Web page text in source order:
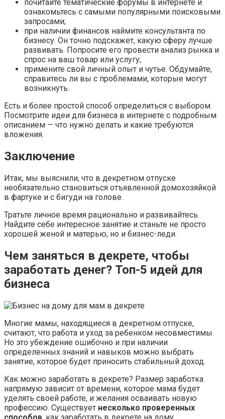
почитайте тематические форумы в интернете и
ознакомьтесь с самыми популярными поисковыми
запросами;
при наличии финансов наймите консультанта по
бизнесу. Он точно подскажет, какую сферу лучше
развивать. Попросите его провести анализ рынка и
спрос на ваш товар или услугу;
примените свой личный опыт и чутье. Обдумайте,
справитесь ли вы с проблемами, которые могут
возникнуть.
Есть и более простой способ определиться с выбором.
Посмотрите идеи для бизнеса в интернете с подробным
описанием — что нужно делать и какие требуются
вложения.
Заключение
Итак, мы выяснили, что в декретном отпуске
необязательно становиться отъявленной домохозяйкой
в фартуке и с бигуди на голове.
Тратьте личное время рационально и развивайтесь.
Найдите себе интересное занятие и станьте не просто
хорошей женой и матерью, но и бизнес-леди.
Чем заняться в декрете, чтобы
заработать денег? Топ-5 идей для
бизнеса
Многие мамы, находящиеся в декретном отпуске,
считают, что работа и уход за ребенком несовместимы.
Но это убеждение ошибочно и при наличии
определенных знаний и навыков можно выбрать
занятие, которое будет приносить стабильный доход.
Как можно заработать в декрете? Размер заработка
напрямую зависит от времени, которое мама будет
уделять своей работе, и желания осваивать новую
профессию. Существует несколько проверенных